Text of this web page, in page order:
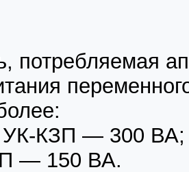
потребляемая
УК-КЗП — 300 ВА;
— 150 ВА.